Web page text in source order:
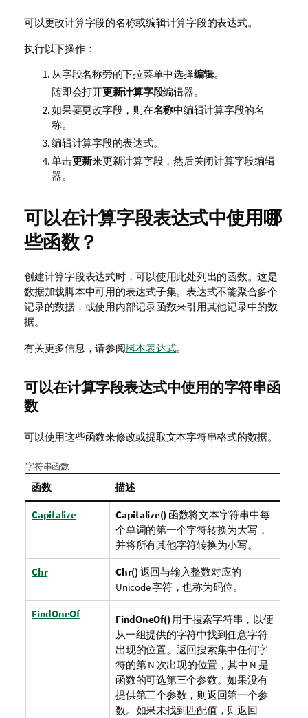
可以更改计算字段的名称或编辑计算字段的表达式。
执行以下操作：
从字段名称旁的下拉菜单中选择编辑。
随即会打开更新计算字段编辑器。
如果要更改字段，则在名称中编辑计算字段的名
称。
编辑计算字段的表达式。
单击更新来更新计算字段，然后关闭计算字段编辑
器。
可以在计算字段表达式中使用哪
些函数？
创建计算字段表达式时，可以使用此处列出的函数。这是
数据加载脚本中可用的表达式子集。表达式不能聚合多个
记录的数据，或使用内部记录函数来引用其他记录中的数
据。
有关更多信息，请参阅脚本表达式。
可以在计算字段表达式中使用的字符串函
数
可以使用这些函数来修改或提取文本字符串格式的数据。
字符串函数
函数 描述
Capitalize Capitalize() 函数将文本字符串中每
个单词的第一个字符转换为大写，
并将所有其他字符转换为小写。
Chr Chr() 返回与输入整数对应的
Unicode字符，也称为码位。
FindOneOf FindOneOf() 用于搜索字符串，以便
从一组提供的字符中找到任意字符
出现的位置。 返回搜索集中任何字
符的第 N 次出现的位置，其中 N 是
函数的可选第三个参数。如果没有
提供第三个参数，则返回第一个参
数。 如果未找到匹配值，则返回